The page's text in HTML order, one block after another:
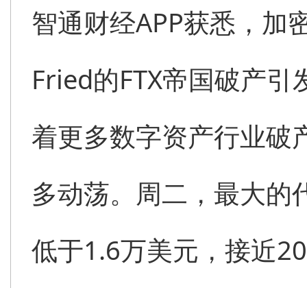
智通财经APP获悉，加
Fried的FTX帝国破产
着更多数字资产行业破
多动荡。周二，最大的
低于1.6万美元，接近